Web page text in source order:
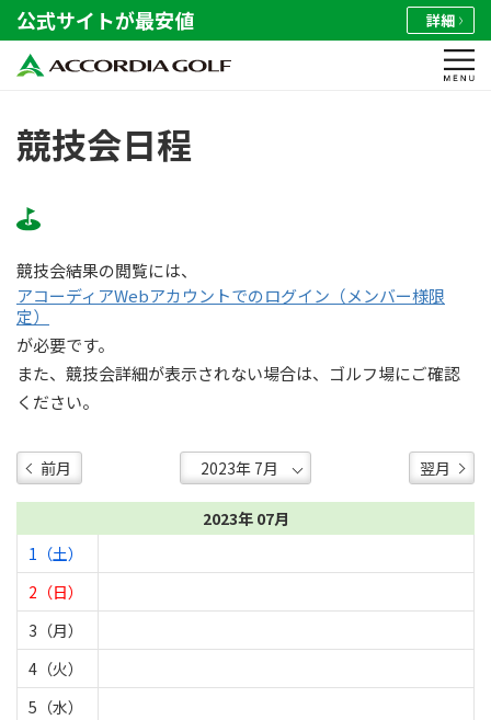
公式サイトが最安値 詳細
競技会日程
競技会結果の閲覧には、
アコーディアWebアカウントでのログイン（メンバー様限
定）
が必要です。
また、競技会詳細が表示されない場合は、ゴルフ場にご確認
ください。
前月 翌月
2023年 07月
1（土）
2（日）
3（月）
4（火）
5（水）